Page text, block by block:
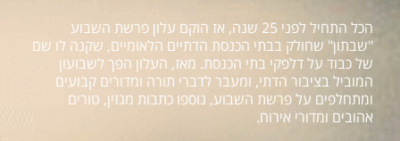
הכל התחיל לפני 25 שנה, אז הוקם עלון פרשת השבוע
"שבתון" שחולק בבתי הכנסת הדתיים הלאומיים, שקנה לו שם
של כבוד על דלפקי בתי הכנסת. מאז, העלון הפך לשבועון
המוביל בציבור הדתי, ומעבר לדברי תורה ומדורים קבועים
ומתחלפים על פרשת השבוע, נוספו כתבות מגזין, טורים
אהובים ומדורי אירוח.